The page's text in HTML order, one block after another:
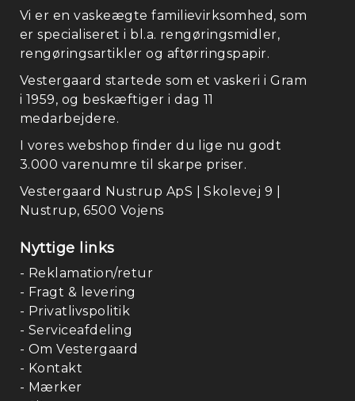
Vi er en vaskeægte familievirksomhed, som
er specialiseret i bl.a. rengøringsmidler,
rengøringsartikler og aftørringspapir.
Vestergaard startede som et vaskeri i Gram
i 1959, og beskæftiger i dag 11
medarbejdere.
I vores webshop finder du lige nu godt
3.000 varenumre til skarpe priser.
Vestergaard Nustrup ApS | Skolevej 9 |
Nustrup, 6500 Vojens
Nyttige links
- Reklamation/retur
- Fragt & levering
- Privatlivspolitik
- Serviceafdeling
- Om Vestergaard
- Kontakt
- Mærker